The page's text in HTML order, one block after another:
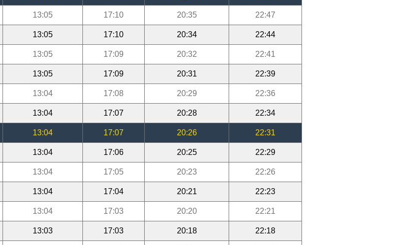
13:05 17:10 20:35 22:47
13:05 17:10 20:34 22:44
13:05 17:09 20:32 22:41
13:05 17:09 20:31 22:39
13:04 17:08 20:29 22:36
13:04 17:07 20:28 22:34
13:04 17:07 20:26 22:31
13:04 17:06 20:25 22:29
13:04 17:05 20:23 22:26
13:04 17:04 20:21 22:23
13:04 17:03 20:20 22:21
13:03 17:03 20:18 22:18